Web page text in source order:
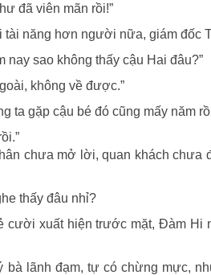
đã viên mãn rồi!”
tài năng hơn người nữa, giám đốc
nay sao không thấy cậu Hai đâu?”
không về được.”
ta gặp cậu bé đó cũng mấy năm
chưa mở lời, quan khách chưa
thấy đâu nhỉ?
cười xuất hiện trước mặt, Đàm
bà lãnh đạm, tự có chừng mực,